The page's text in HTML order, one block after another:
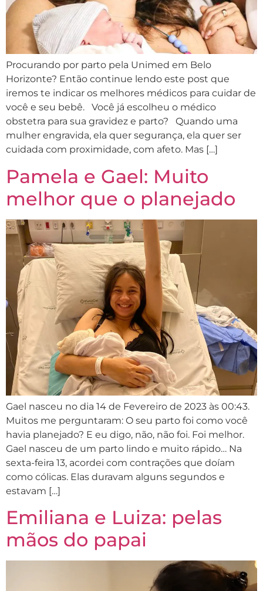
Procurando por parto pela Unimed em Belo
Horizonte? Então continue lendo este post que
iremos te indicar os melhores médicos para cuidar de
você e seu bebê. Você já escolheu o médico
obstetra para sua gravidez e parto? Quando uma
mulher engravida, ela quer segurança, ela quer ser
cuidada com proximidade, com afeto. Mas […]
Pamela e Gael: Muito
melhor que o planejado
Gael nasceu no dia 14 de Fevereiro de 2023 às 00:43.
Muitos me perguntaram: O seu parto foi como você
havia planejado? E eu digo, não, não foi. Foi melhor.
Gael nasceu de um parto lindo e muito rápido… Na
sexta-feira 13, acordei com contrações que doíam
como cólicas. Elas duravam alguns segundos e
estavam […]
Emiliana e Luiza: pelas
mãos do papai